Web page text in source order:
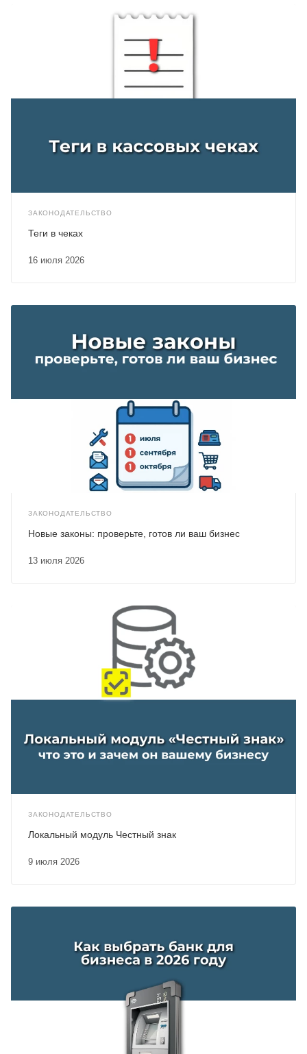
ЗАКОНОДАТЕЛЬСТВО
16 июля 2026
Теги в чеках
ЗАКОНОДАТЕЛЬСТВО
13 июля 2026
Новые законы: проверьте, готов ли ваш бизнес
ЗАКОНОДАТЕЛЬСТВО
9 июля 2026
Локальный модуль Честный знак